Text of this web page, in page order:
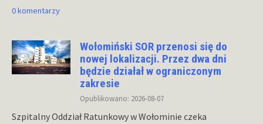
0 komentarzy
Wołomiński SOR przenosi się do
nowej lokalizacji. Przez dwa dni
będzie działał w ograniczonym
zakresie
Opublikowano: 2026-08-07
Szpitalny Oddział Ratunkowy w Wołominie czeka